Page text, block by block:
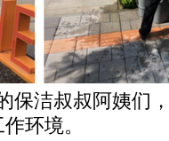
保洁叔叔阿姨们
环境。